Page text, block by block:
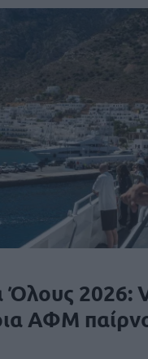
Όλους 2026:
ΑΦΜ